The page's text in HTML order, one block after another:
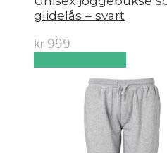
glidelås – svart
kr 999